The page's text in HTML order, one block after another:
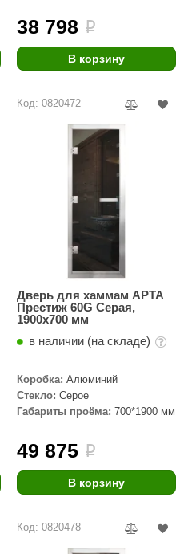
38 798 i
В корзину
Код: 0820472
Дверь для хаммам АРТА
Престиж 60G Серая,
1900х700 мм
в наличии (на складе)
Коробка: Алюминий
Стекло: Серое
Габариты проёма: 700*1900 мм
49 875 i
В корзину
Код: 0820478